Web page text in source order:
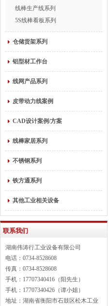
线棒生产线系列
5S线棒看板系列
仓储货架系列
铝型材工作台
线网产品系列
皮带动力线案例
CAD设计案例/方案
线棒家居系列
不锈钢系列
铁方通系列
其他工业相关设备
联系我们
湖南伟涛行工业设备有限公司
电话：0734-8528608
传真：0734-8528608
手机：17707340416（阳先生）
手机：17707340426（谭小姐）
地址：湖南省衡阳市石鼓区松木工业